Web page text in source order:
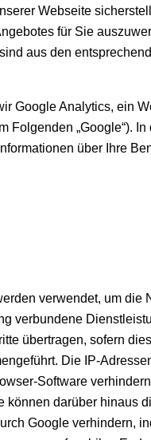
Webseite
für Sie
aus den
Google Analytics, ein
„Google“).
über Ihre
verwendet, um
verbundene
übertragen, sofern
Die IP-
Software
darüber hinaus
Google verhindern,